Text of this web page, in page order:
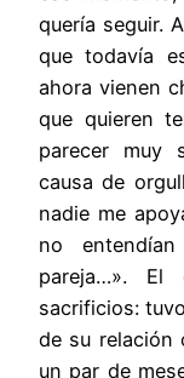
quería seguir.
que todavía
ahora vienen
que quieren
parecer muy
causa de
nadie me
no
pareja…». El
sacrificios:
de su relación
un par de